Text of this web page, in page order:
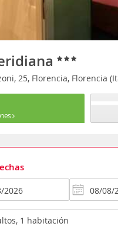
25, Florencia, Florencia